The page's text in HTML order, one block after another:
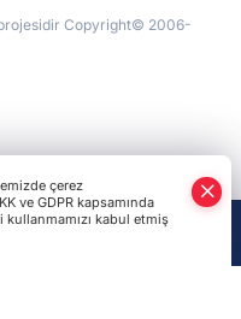
Copyright© 2006-
çerez
ve GDPR kapsamında
kabul etmiş